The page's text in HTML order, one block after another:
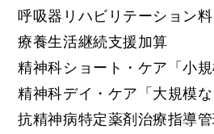
呼吸器リハビリテーション料
療養生活継続支援加算
精神科ショート・ケア「小規
精神科デイ・ケア「大規模な
抗精神病特定薬剤治療指導